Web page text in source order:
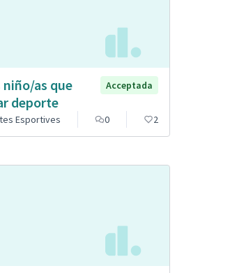
niño/as que
deporte
Acceptada
Esportives 0 2